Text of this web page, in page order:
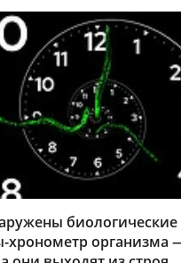
биологические
хронометр организма